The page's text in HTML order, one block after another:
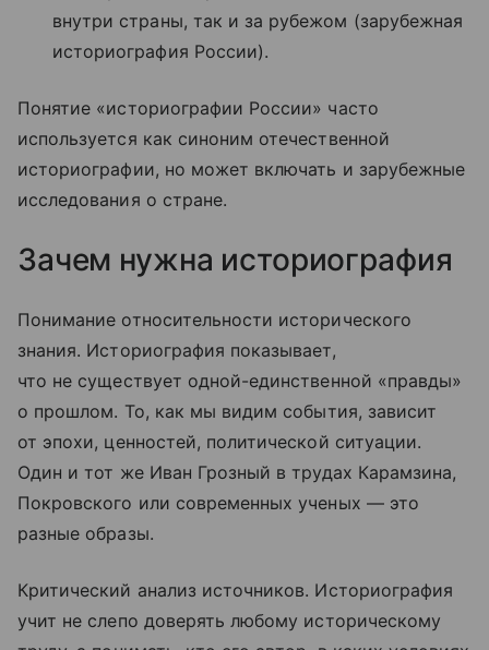
внутри страны, так и за рубежом (зарубежная
историография России).
Понятие «историографии России» часто
используется как синоним отечественной
историографии, но может включать и зарубежные
исследования о стране.
Зачем нужна историография
Понимание относительности исторического
знания. Историография показывает,
что не существует одной-единственной «правды»
о прошлом. То, как мы видим события, зависит
от эпохи, ценностей, политической ситуации.
Один и тот же Иван Грозный в трудах Карамзина,
Покровского или современных ученых — это
разные образы.
Критический анализ источников. Историография
учит не слепо доверять любому историческому